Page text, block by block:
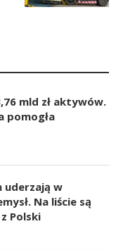
mld zł aktywów.
pomogła
uderzają w
Na liście są
Polski